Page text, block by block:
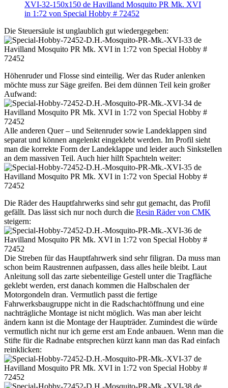
Die Steuersäule ist unglaublich gut wiedergegeben:
Höhenruder und Flosse sind einteilig. Wer das Ruder anlenken
möchte muss zur Säge greifen. Bei dem dünnen Teil kein großer
Aufwand:
Alle anderen Quer – und Seitenruder sowie Landeklappen sind
separat und können angelenkt eingeklebt werden. Im Profil sieht
man die korrekte Form der Landeklappe und leider auch Sinkstellen
an dem massiven Teil. Auch hier hilft Spachteln weiter:
Die Räder des Hauptfahrwerks sind sehr gut gemacht, das Profil
gefällt. Das lässt sich nur noch durch die Resin Räder von CMK
steigern:
Die Streben für das Hauptfahrwerk sind sehr filigran. Da muss man
schon beim Raustrennen aufpassen, dass alles heile bleibt. Laut
Anleitung soll das zarte siebenteilige Gestell unter die Tragfläche
geklebt werden, erst danach kommen die Halbschalen der
Motorgondeln dran. Vermutlich passt die fertige
Fahrwerksbaugruppe nicht in die Radschachtöffnung und eine
nachträgliche Montage ist nicht möglich. Was man aber leicht
ändern kann ist die Montage der Haupträder. Zumindest die würde
vermutlich nicht nur ich gerne erst am Ende anbauen. Wenn man die
Stifte für die Radnabe entsprechen kürzt kann man das Rad einfach
reinklicken: